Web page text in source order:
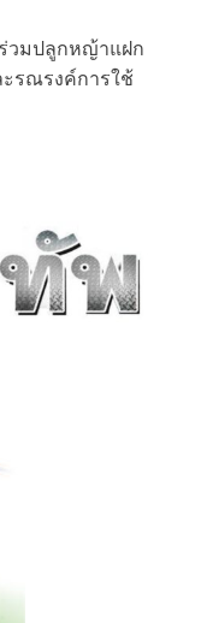
วมปลูกหญ้าแฝก
ะรณรงค์การใช้